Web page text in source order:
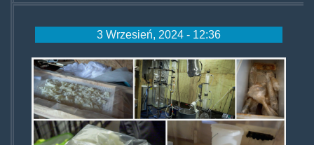
3 Wrzesień, 2024 - 12:36
projekt_bez_nazwy.jpg